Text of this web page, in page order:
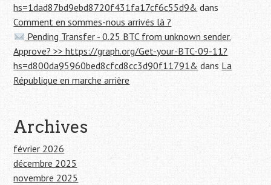
hs=1dad87bd9ebd8720f431fa17cf6c55d9& dans
Comment en sommes-nous arrivés là ?
Pending Transfer - 0.25 BTC from unknown sender.
Approve? >> https://graph.org/Get-your-BTC-09-11?
hs=d800da95960bed8cfcd8cc3d90f11791& dans La
République en marche arrière
Archives
février 2026
décembre 2025
novembre 2025